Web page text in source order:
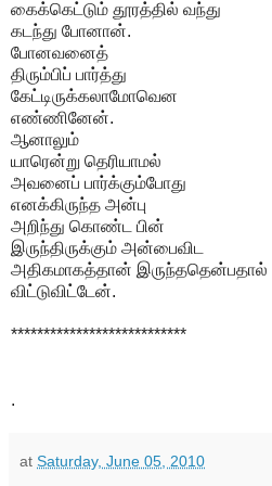
கைக்கெட்டும் தூரத்தில் வந்து
கடந்து போனான்.
போனவனைத்
திரும்பிப் பார்த்து
கேட்டிருக்கலாமோவென
எண்ணினேன்.
ஆனாலும்
யாரென்று தெரியாமல்
அவனைப் பார்க்கும்போது
எனக்கிருந்த அன்பு
அறிந்து கொண்ட பின்
இருந்திருக்கும் அன்பைவிட
அதிகமாகத்தான் இருந்ததென்பதால்
விட்டுவிட்டேன்.
***************************
.
at Saturday, June 05, 2010